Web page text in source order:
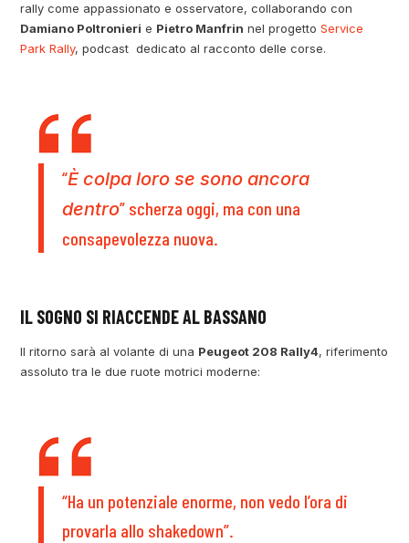
rally come appassionato e osservatore, collaborando con
Damiano Poltronieri e Pietro Manfrin nel progettoService
Park Rally, podcast dedicato al racconto delle corse.
“È colpa loro se sono ancora
dentro” scherza oggi, ma con una
consapevolezza nuova.
IL SOGNO SI RIACCENDE AL BASSANO
Il ritorno sarà al volante di una Peugeot 208 Rally4, riferimento
assoluto tra le due ruote motrici moderne:
“Ha un potenziale enorme, non vedo l’ora di
provarla allo shakedown”.